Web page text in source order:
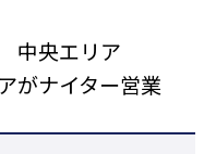
中央エリア
がナイター営業